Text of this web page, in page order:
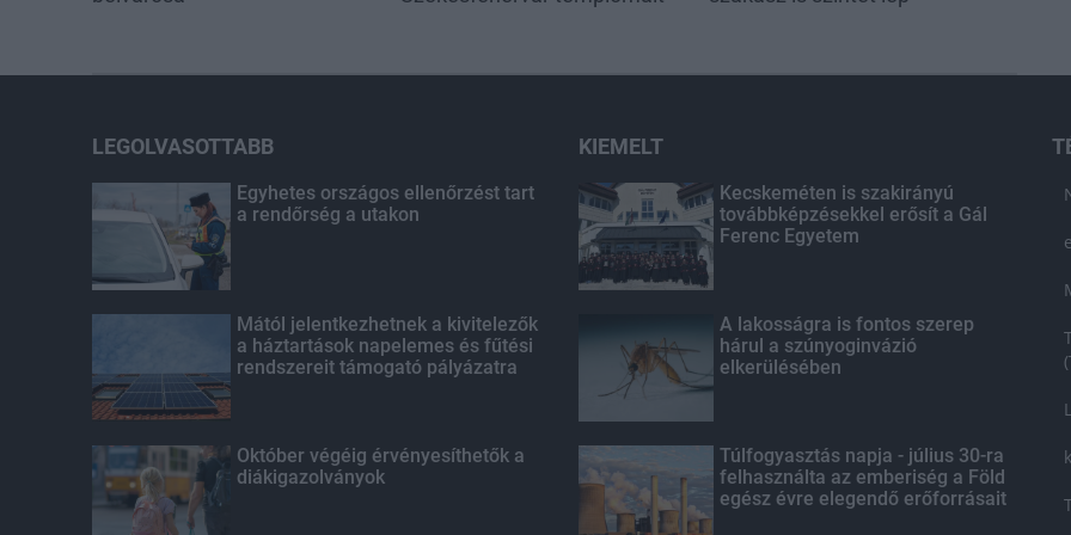
LEGOLVASOTTABB
Egyhetes országos ellenőrzést tart
a rendőrség a utakon
Mától jelentkezhetnek a kivitelezők
a háztartások napelemes és fűtési
rendszereit támogató pályázatra
Október végéig érvényesíthetők a
diákigazolványok
KIEMELT
Kecskeméten is szakirányú
továbbképzésekkel erősít a Gál
Ferenc Egyetem
A lakosságra is fontos szerep
hárul a szúnyoginvázió
elkerülésében
Túlfogyasztás napja - július 30-ra
felhasználta az emberiség a Föld
egész évre elegendő erőforrásait